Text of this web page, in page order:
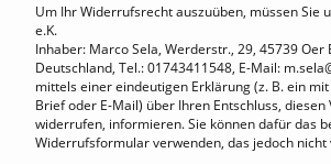
Um Ihr Widerrufsrecht auszuüben, müssen Sie
e.K.
Inhaber: Marco Sela, Werderstr., 29, 45739 Oer
Deutschland, Tel.: 01743411548, E-Mail:
mittels einer eindeutigen Erklärung (z. B. ein
Brief oder E-Mail) über Ihren Entschluss, diesen
widerrufen, informieren. Sie können dafür das
Widerrufsformular verwenden, das jedoch